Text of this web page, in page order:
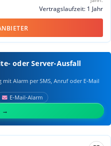
Vertragslaufzeit: 1 Jahr
oder Server-Ausfall
Alarm per SMS, Anruf oder E‑Mail
E‑Mail‑Alarm